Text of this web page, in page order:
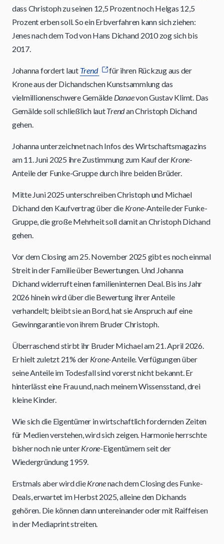
dass Christoph zu seinen 12,5 Prozent noch Helgas 12,5
Prozent erben soll. So ein Erbverfahren kann sich ziehen:
Jenes nach dem Tod von Hans Dichand 2010 zog sich bis
2017.
Johanna fordert laut Trend
für ihren Rückzug aus der
Krone aus der Dichandschen Kunstsammlung das
vielmillionenschwere Gemälde Danaevon Gustav Klimt. Das
Gemälde soll schließlich lautTrendan Christoph Dichand
gehen.
Johanna unterzeichnet nach Infos des Wirtschaftsmagazins
am 11. Juni 2025 ihre Zustimmung zum Kauf derKrone-
Anteile der Funke-Gruppe durch ihre beiden Brüder.
Mitte Juni 2025 unterschreiben Christoph und Michael
Dichand den Kaufvertrag über die Krone-Anteile der Funke-
Gruppe, die große Mehrheit soll damit an Christoph Dichand
gehen.
Vor dem Closing am 25. November 2025 gibt es noch einmal
Streit in der Familie über Bewertungen. Und Johanna
Dichand widerruft einen familieninternen Deal. Bis ins Jahr
2026 hinein wird über die Bewertung ihrer Anteile
verhandelt; bleibt sie an Bord, hat sie Anspruch auf eine
Gewinngarantie von ihrem Bruder Christoph.
Überraschend stirbt ihr Bruder Michael am 21. April 2026.
Er hielt zuletzt 21% der Krone-Anteile. Verfügungen über
seine Anteile im Todesfall sind vorerst nicht bekannt. Er
hinterlässt eine Frau und, nach meinem Wissensstand, drei
kleine Kinder.
Wie sich die Eigentümer in wirtschaftlich fordernden Zeiten
für Medien verstehen, wird sich zeigen. Harmonie herrschte
bisher noch nie unterKrone-Eigentümern seit der
Wiedergründung 1959.
Erstmals aber wird dieKronenach dem Closing des Funke-
Deals, erwartet im Herbst 2025, alleine den Dichands
gehören. Die können dann untereinander oder mit Raiffeisen
in der Mediaprint streiten.